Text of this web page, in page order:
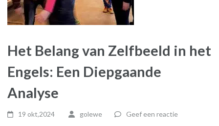
Het Belang van Zelfbeeld in het
Engels: Een Diepgaande
Analyse
19 okt,2024 golewe Geef een reactie